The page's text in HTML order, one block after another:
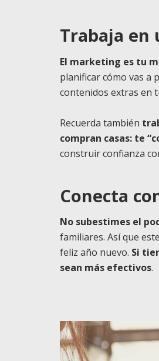
Trabaja en
El marketing es tu
planificar cómo vas a
contenidos extras en
Recuerda también
compran casas: te
construir confianza
Conecta
No subestimes el
familiares. Así que
feliz año nuevo. Si
sean más efectivos.